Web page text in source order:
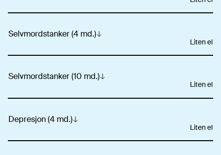
Selvmordstanker (4 md.)
Liten
Selvmordstanker (10 md.)
Liten
Depresjon (4 md.)
Liten